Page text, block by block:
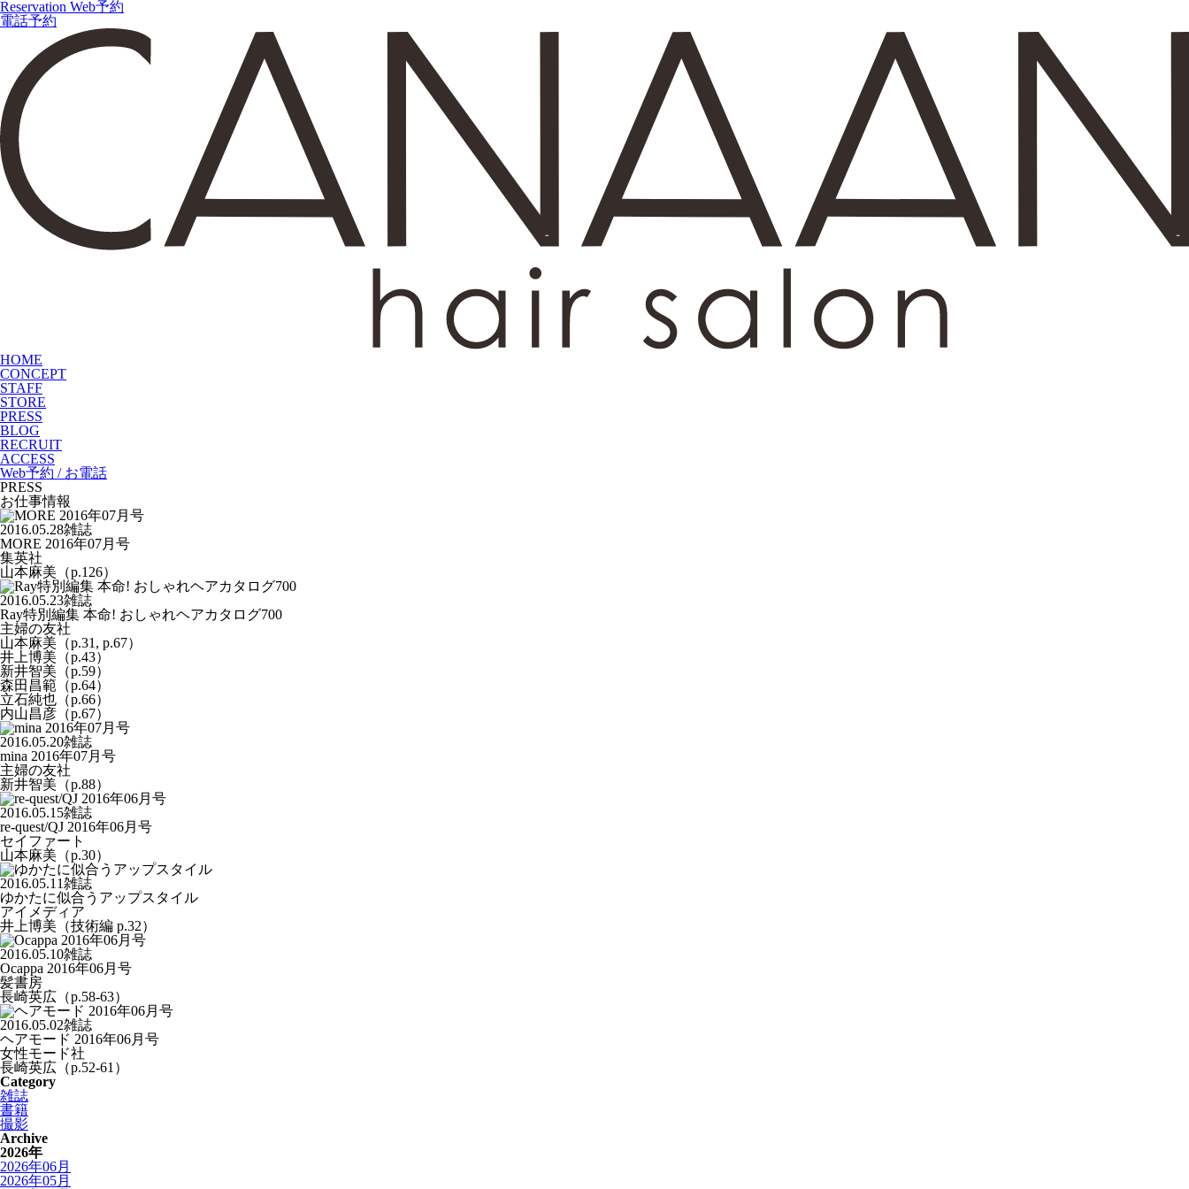
Reservation Web予約
電話予約
HOME
CONCEPT
STAFF
STORE
PRESS
BLOG
RECRUIT
ACCESS
Web予約 / お電話
PRESS
お仕事情報
2016.05.28雑誌
MORE 2016年07月号
集英社
山本麻美（p.126）
2016.05.23雑誌
Ray特別編集 本命! おしゃれヘアカタログ700
主婦の友社
山本麻美（p.31, p.67）
井上博美（p.43）
新井智美（p.59）
森田昌範（p.64）
立石純也（p.66）
内山昌彦（p.67）
2016.05.20雑誌
mina 2016年07月号
主婦の友社
新井智美（p.88）
2016.05.15雑誌
re-quest/QJ 2016年06月号
セイファート
山本麻美（p.30）
2016.05.11雑誌
ゆかたに似合うアップスタイル
アイメディア
井上博美（技術編 p.32）
2016.05.10雑誌
Ocappa 2016年06月号
髪書房
長崎英広（p.58-63）
2016.05.02雑誌
ヘアモード 2016年06月号
女性モード社
長崎英広（p.52-61）
Category
雑誌
書籍
撮影
Archive
2026年
2026年06月
2026年05月